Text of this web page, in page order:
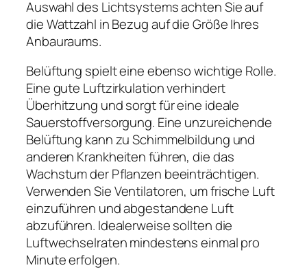
Auswahl des Lichtsystems achten Sie auf
die Wattzahl in Bezug auf die Größe Ihres
Anbauraums.
Belüftung spielt eine ebenso wichtige Rolle.
Eine gute Luftzirkulation verhindert
Überhitzung und sorgt für eine ideale
Sauerstoffversorgung. Eine unzureichende
Belüftung kann zu Schimmelbildung und
anderen Krankheiten führen, die das
Wachstum der Pflanzen beeinträchtigen.
Verwenden Sie Ventilatoren, um frische Luft
einzuführen und abgestandene Luft
abzuführen. Idealerweise sollten die
Luftwechselraten mindestens einmal pro
Minute erfolgen.